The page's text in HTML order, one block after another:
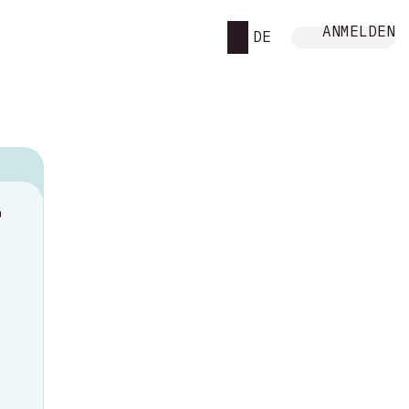
DE ANMELDEN